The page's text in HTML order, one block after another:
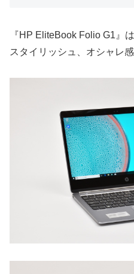
『HP EliteBook Folio G1』
スタイリッシュ、オシャレ